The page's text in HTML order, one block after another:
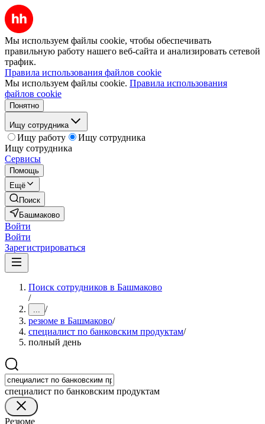
Мы используем файлы cookie, чтобы обеспечивать
правильную работу нашего веб-сайта и анализировать сетевой
трафик.
Правила использования файлов cookie
Мы используем файлы cookie. Правила использования
файлов cookie
Понятно
Ищу сотрудника
Ищу работу
Ищу сотрудника
Ищу сотрудника
Сервисы
Помощь
Ещё
Поиск
Башмаково
Войти
Войти
Зарегистрироваться
Поиск сотрудников в Башмаково
/
... /
резюме в Башмаково/
специалист по банковским продуктам/
полный день
специалист по банковским продуктам
Резюме